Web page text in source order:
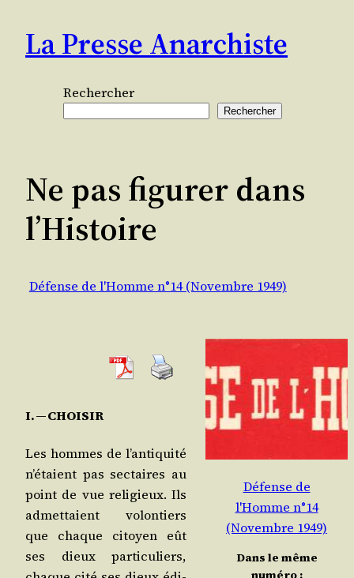
contenu
La Presse Anarchiste
Rechercher
Rechercher
Ne pas figurer dans
l’Histoire
Défense de l'Homme n°14 (Novembre 1949)
I. — CHOISIR
Les hommes de l’an­ti­qui­té
n’é­taient pas sec­taires au
point de vue reli­gieux. Ils
admet­taient volon­tiers
que chaque citoyen eût
ses dieux par­ti­cu­liers,
Défense de
l'Homme n°14
(Novembre 1949)
Dans le même
numéro :